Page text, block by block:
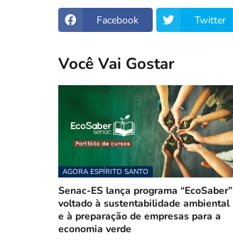
Facebook Twitter
Você Vai Gostar
AGORA ESPÍRITO SANTO
Senac-ES lança programa “EcoSaber”
voltado à sustentabilidade ambiental
e à preparação de empresas para a
economia verde